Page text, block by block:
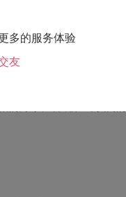
多的服务体验
友